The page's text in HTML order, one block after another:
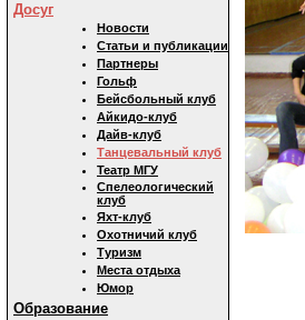
Досуг
Новости
Статьи и публикации
Партнеры
Гольф
Бейсбольный клуб
Айкидо-клуб
Дайв-клуб
Танцевальный клуб
Театр МГУ
Спелеологический
клуб
Яхт-клуб
Охотничий клуб
Туризм
Места отдыха
Юмор
Образование